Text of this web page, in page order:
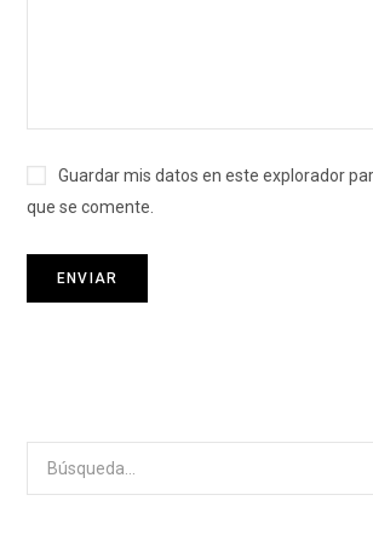
Guardar mis datos en este explorador
que se comente.
Search